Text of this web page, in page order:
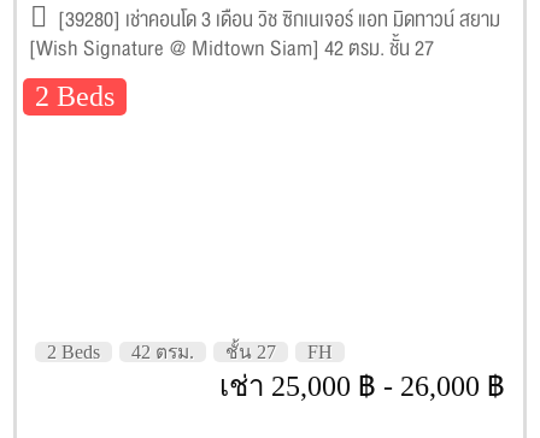
[39280] เช่าคอนโด 3 เดือน วิช ซิกเนเจอร์ แอท มิดทาวน์ สยาม
[Wish Signature @ Midtown Siam] 42 ตรม. ชั้น 27
2 Beds
2 Beds 42 ตรม. ชั้น 27 FH
เช่า 25,000 ฿ - 26,000 ฿